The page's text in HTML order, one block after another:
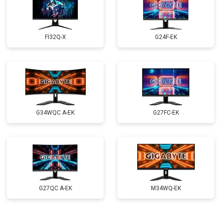
FI32Q-X G24F-EK
G34WQC A-EK G27FC-EK
G27QC A-EK M34WQ-EK